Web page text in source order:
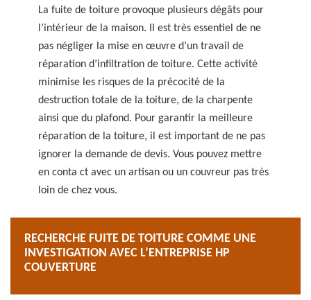
La fuite de toiture provoque plusieurs dégâts pour
l’intérieur de la maison. Il est très essentiel de ne
pas négliger la mise en œuvre d’un travail de
réparation d’infiltration de toiture. Cette activité
minimise les risques de la précocité de la
destruction totale de la toiture, de la charpente
ainsi que du plafond. Pour garantir la meilleure
réparation de la toiture, il est important de ne pas
ignorer la demande de devis. Vous pouvez mettre
en conta ct avec un artisan ou un couvreur pas très
loin de chez vous.
RECHERCHE FUITE DE TOITURE COMME UNE
INVESTIGATION AVEC L’ENTREPRISE HP
COUVERTURE